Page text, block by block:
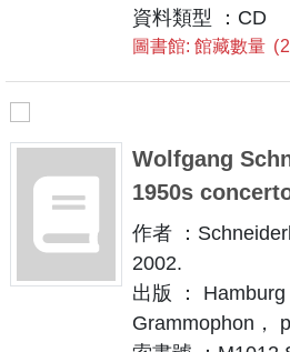
資料類型 ：CD
圖書館: 館藏數量 2
Wolfgang
1950s
作者 ：
2002.
出版 ：
Grammophon，